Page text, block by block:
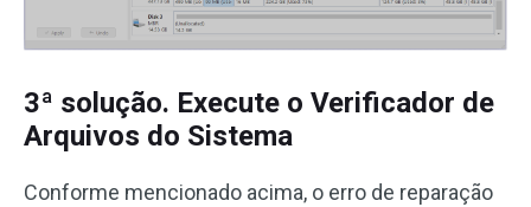
3ª solução. Execute o Verificador de
Arquivos do Sistema
Conforme mencionado acima, o erro de reparação